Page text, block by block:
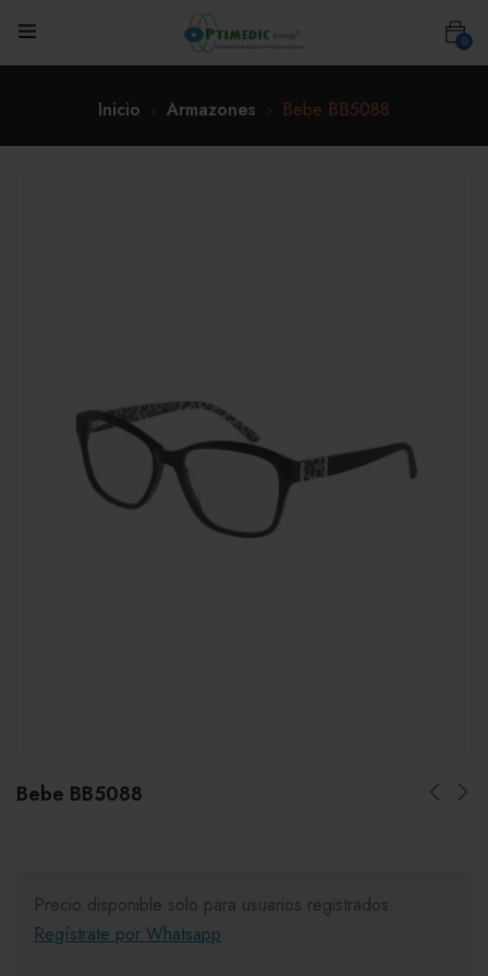
0
Inicio Armazones Bebe BB5088
Bebe BB5088
Precio disponible solo para usuarios registrados.
Regístrate por Whatsapp